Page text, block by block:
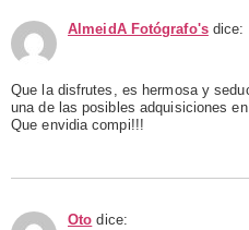
AlmeidA Fotógrafo's dice:
Que la disfrutes, es hermosa y
una de las posibles adquisiciones
Que envidia compi!!!
Oto dice: